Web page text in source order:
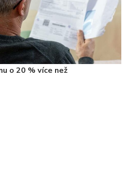
o 20 % více než